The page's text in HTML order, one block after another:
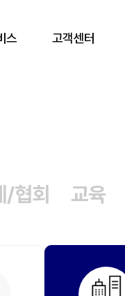
스 고객센터
/협회 교육